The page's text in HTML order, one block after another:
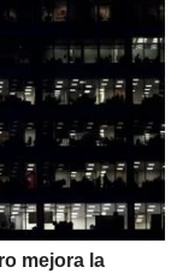
mejora la